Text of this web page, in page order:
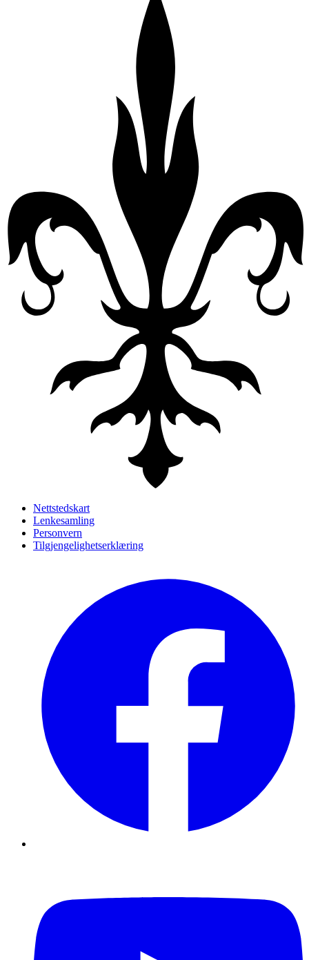
Nettstedskart
Lenkesamling
Personvern
Tilgjengelighetserklæring